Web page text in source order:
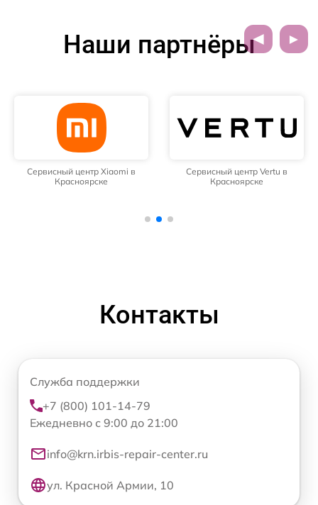
Наши партнёры
Сервисный центр Xiaomi в
Красноярске
Сервисный центр Vertu в
Красноярске
Контакты
Служба поддержки
+7 (800) 101-14-79
Ежедневно с 9:00 до 21:00
info@krn.irbis-repair-center.ru
ул. Красной Армии, 10